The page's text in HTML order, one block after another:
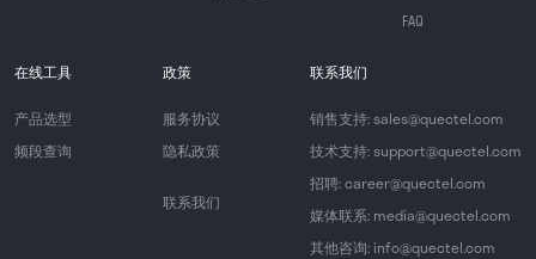
FAQ
在线工具
产品选型
频段查询
政策
服务协议
隐私政策
联系我们
联系我们
销售支持: sales@quectel.com
技术支持: support@quectel.com
招聘: career@quectel.com
媒体联系: media@quectel.com
其他咨询: info@quectel.com